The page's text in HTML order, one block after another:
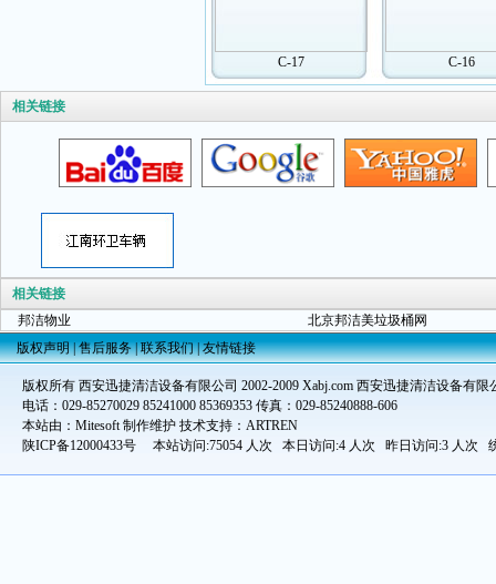
C-17 C-16
相关链接
相关链接
邦洁物业
北京邦洁美垃圾桶网
版权声明|售后服务|联系我们|友情链接
版权所有 西安迅捷清洁设备有限公司 2002-2009 Xabj.com 西安迅捷清洁设备有限
电话：029-85270029 85241000 85369353 传真：029-85240888-606
本站由：Mitesoft 制作维护 技术支持：ARTREN
陕ICP备12000433号 本站访问:75054 人次 本日访问:4 人次 昨日访问:3 人次